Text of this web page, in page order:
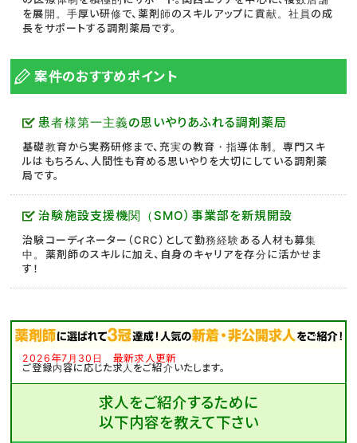
を展開。手厚い研修で、薬剤師のスキルアップに貢献。社員の成
長をサポートする調剤薬局です。
案件のおすすめポイント
患者様第一主義の思いやりあふれる調剤薬局
基礎教育から実務研修まで、充実の教育・指導体制。専門スキ
ルはもちろん、人間性も育める思いやりを大切にしている調剤薬
局です。
治験施設支援機関（SMO）事業部を新規開設
治験コーディネーター（CRC）として勤務経験ある人材も募集
中。薬剤師のスキルに加え、自身のキャリアを存分に活かせま
す！
2026年7月30日 最新求人更新
ご登録内容に応じた求人をご紹介いたします。
求人をご紹介するために
以下内容を教えて下さい